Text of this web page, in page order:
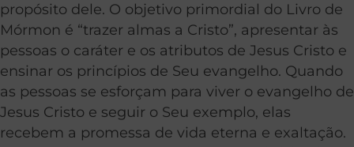
propósito dele. O objetivo primordial do Livro de
Mórmon é “trazer almas a Cristo”, apresentar às
pessoas o caráter e os atributos de Jesus Cristo e
ensinar os princípios de Seu evangelho. Quando
as pessoas se esforçam para viver o evangelho de
Jesus Cristo e seguir o Seu exemplo, elas
recebem a promessa de vida eterna e exaltação.